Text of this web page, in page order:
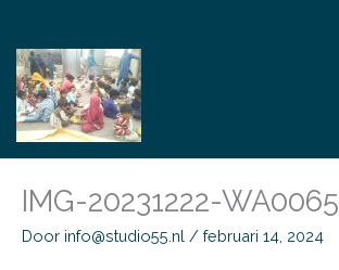
de
inhoud
IMG-20231222-WA0065
Door info@studio55.nl / februari 14, 2024